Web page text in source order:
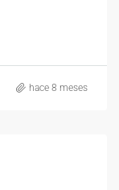
hace 8 meses